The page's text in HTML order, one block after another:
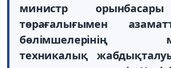
министр
төрағалығымен
бөлiмшелерiнiң
техникалық